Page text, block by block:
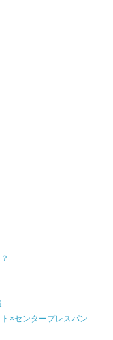
×センタープレスパン